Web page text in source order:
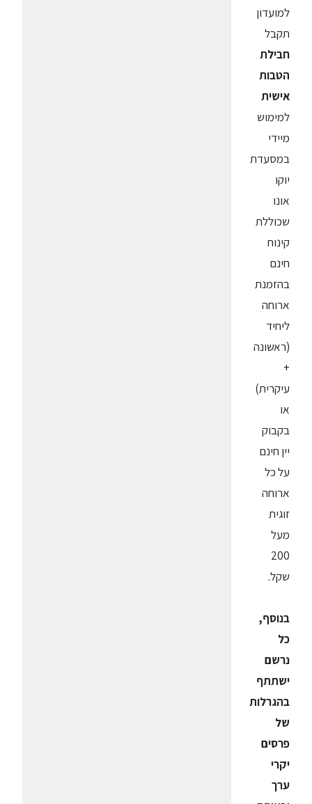
למועדון
תקבל
חבילת
הטבות
אישית
למימוש
מיידי
במסעדת
יוקו
אונו
שכוללת
קינוח
חינם
בהזמנת
ארוחה
ליחיד
(ראשונה
+
עיקרית)
או
בקבוק
יין חינם
על כל
ארוחה
זוגית
מעל
200
שקל.
בנוסף,
כל
נרשם
ישתתף
בהגרלות
של
פרסים
יקרי
ערך